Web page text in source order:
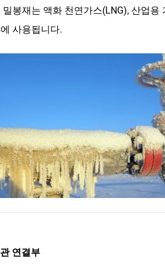
밀봉재는 액화 천연가스(LNG), 산업
사용됩니다.
연결부